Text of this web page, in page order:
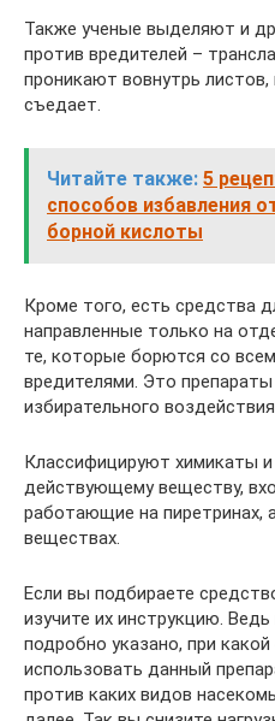
Также ученые выделяют и
против вредителей –
проникают вовнутрь
съедает.
Читайте также: 5
способов избавления
борной кислоты
Кроме того, есть средства
направленные только на
те, которые борются со
вредителями. Это
избирательного
Классифицируют химикаты
действующему веществу,
работающие на пиретринах,
веществах.
Если вы подбираете
изучите их инструкцию.
подробно указано, при
использовать данный
против каких видов